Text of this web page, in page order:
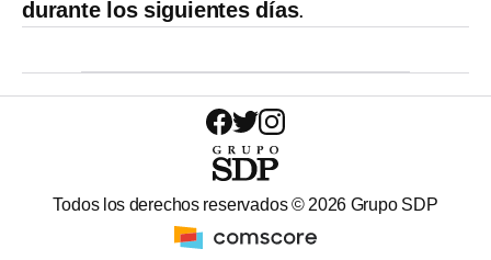
durante los siguientes días.
Todos los derechos reservados © 2026 Grupo SDP